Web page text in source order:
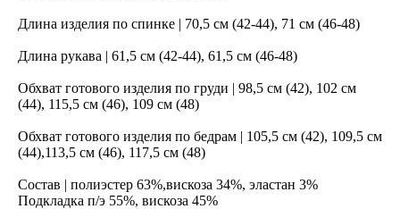
Длина изделия по спинке | 70,5 см (42-44), 71 см (46-48)
Длина рукава | 61,5 см (42-44), 61,5 см (46-48)
Обхват готового изделия по груди | 98,5 см (42), 102 см
(44), 115,5 см (46), 109 см (48)
Обхват готового изделия по бедрам | 105,5 см (42), 109,5 см
(44),113,5 см (46), 117,5 см (48)
Состав | полиэстер 63%,вискоза 34%, эластан 3%
Подкладка п/э 55%, вискоза 45%